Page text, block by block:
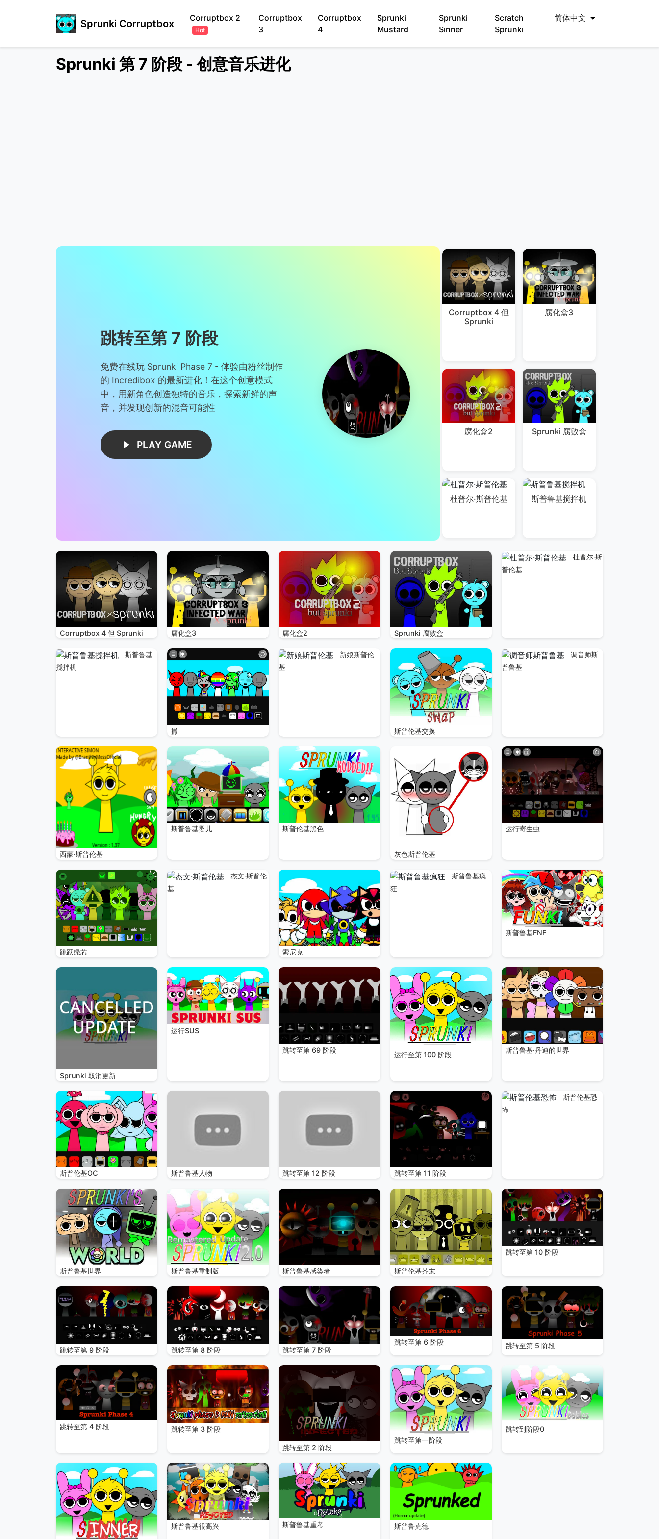
Sprunki Corruptbox Corruptbox 2
Hot
Corruptbox
3
Corruptbox
4
Sprunki
Mustard
Sprunki
Sinner
Scratch
Sprunki
简体中文
Sprunki 第 7 阶段 - 创意音乐进化
跳转至第 7 阶段
免费在线玩 Sprunki Phase 7 - 体验由粉丝制作
的 Incredibox 的最新进化！在这个创意模式
中，用新角色创造独特的音乐，探索新鲜的声
音，并发现创新的混音可能性
PLAY GAME
Corruptbox 4 但
Sprunki
腐化盒3
腐化盒2 Sprunki 腐败盒
杜普尔·斯普伦基 斯普鲁基搅拌机
Corruptbox 4 但 Sprunki 腐化盒3 腐化盒2 Sprunki 腐败盒
杜普尔·斯
普伦基
斯普鲁基
搅拌机
撒
新娘斯普伦
基
斯普伦基交换
调音师斯
普鲁基
西蒙·斯普伦基
斯普鲁基婴儿 斯普伦基黑色
灰色斯普伦基
运行寄生虫
跳跃绿芯
杰文·斯普伦
基
索尼克
斯普鲁基疯
狂
斯普鲁基FNF
Sprunki 取消更新
运行SUS
跳转至第 69 阶段
运行至第 100 阶段
斯普鲁基·丹迪的世界
斯普伦基OC 斯普鲁基人物 跳转至第 12 阶段 跳转至第 11 阶段
斯普伦基恐
怖
斯普鲁基世界 斯普鲁基重制版 斯普鲁基感染者 斯普伦基芥末
跳转至第 10 阶段
跳转至第 9 阶段 跳转至第 8 阶段 跳转至第 7 阶段
跳转至第 6 阶段 跳转至第 5 阶段
跳转至第 4 阶段 跳转至第 3 阶段
跳转至第 2 阶段
跳转至第一阶段
跳转到阶段0
斯普鲁基很高兴 斯普鲁基重考 斯普鲁克德